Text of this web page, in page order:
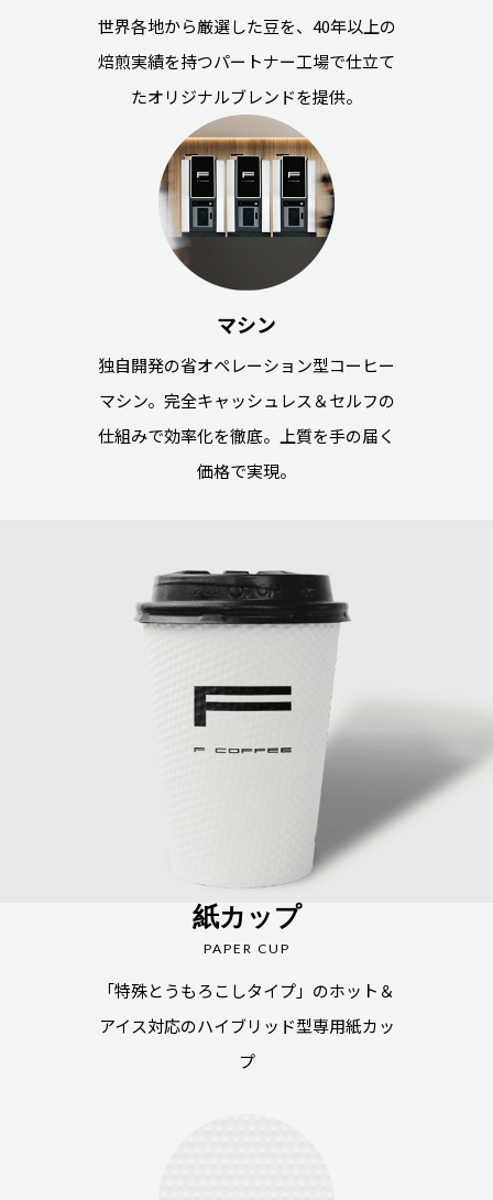
世界各地から厳選した豆を、40年以上の
焙煎実績を持つパートナー工場で仕立て
たオリジナルブレンドを提供。
マシン
独自開発の省オペレーション型コーヒー
マシン。完全キャッシュレス＆セルフの
仕組みで効率化を徹底。上質を手の届く
価格で実現。
紙カップ
PAPER CUP
「特殊とうもろこしタイプ」のホット＆
アイス対応のハイブリッド型専用紙カッ
プ